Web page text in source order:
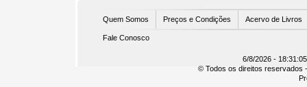
Quem Somos Preços e Condições Acervo de Livros
Fale Conosco
6/8/2026 -
© Todos os direitos reservados